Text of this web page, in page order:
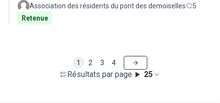
Association des résidents du pont des demoiselles
5
Retenue
Résultats par page : 25
1 2 3 4